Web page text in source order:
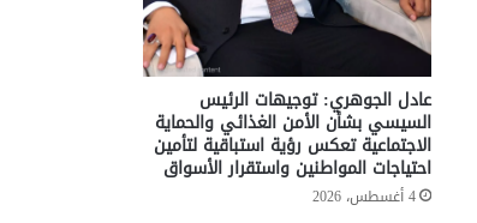
عادل الجوهري: توجيهات الرئيس
السيسي بشأن الأمن الغذائي والحماية
الاجتماعية تعكس رؤية استباقية لتأمين
احتياجات المواطنين واستقرار الأسواق
4 أغسطس، 2026